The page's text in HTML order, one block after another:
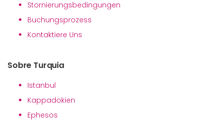
Stornierungsbedingungen
Buchungsprozess
Kontaktiere Uns
Sobre Turquia
Istanbul
Kappadokien
Ephesos